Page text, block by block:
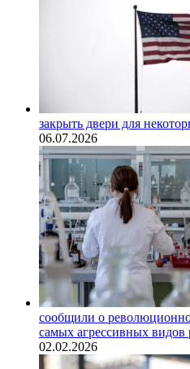
закрыть двери для
06.07.2026
сообщили о
самых агрессивных видов
02.02.2026